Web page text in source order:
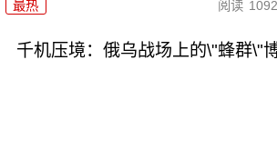
最热 阅读
千机压境：俄乌战场上的\"蜂群\"